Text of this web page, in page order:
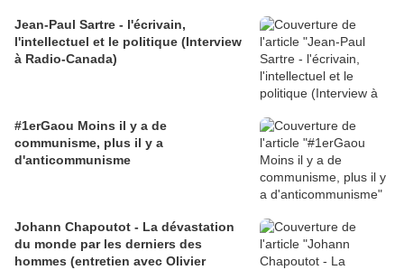
Jean-Paul Sartre - l'écrivain,
l'intellectuel et le politique (Interview
à Radio-Canada)
#1erGaou Moins il y a de
communisme, plus il y a
d'anticommunisme
Johann Chapoutot - La dévastation
du monde par les derniers des
hommes (entretien avec Olivier